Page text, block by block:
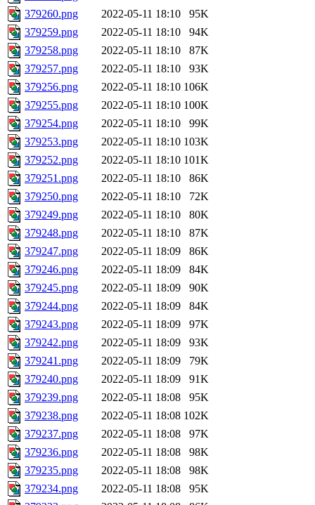
379260.png
2022-05-11 18:10
95K
379259.png
2022-05-11 18:10
94K
379258.png
2022-05-11 18:10
87K
379257.png
2022-05-11 18:10
93K
379256.png
2022-05-11 18:10 106K
379255.png
2022-05-11 18:10 100K
379254.png
2022-05-11 18:10
99K
379253.png
2022-05-11 18:10 103K
379252.png
2022-05-11 18:10 101K
379251.png
2022-05-11 18:10
86K
379250.png
2022-05-11 18:10
72K
379249.png
2022-05-11 18:10
80K
379248.png
2022-05-11 18:10
87K
379247.png
2022-05-11 18:09
86K
379246.png
2022-05-11 18:09
84K
379245.png
2022-05-11 18:09
90K
379244.png
2022-05-11 18:09
84K
379243.png
2022-05-11 18:09
97K
379242.png
2022-05-11 18:09
93K
379241.png
2022-05-11 18:09
79K
379240.png
2022-05-11 18:09
91K
379239.png
2022-05-11 18:08
95K
379238.png
2022-05-11 18:08 102K
379237.png
2022-05-11 18:08
97K
379236.png
2022-05-11 18:08
98K
379235.png
2022-05-11 18:08
98K
379234.png
2022-05-11 18:08
95K